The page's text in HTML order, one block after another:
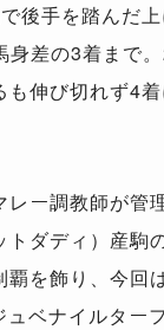
後手を踏んだ上
差の3着まで
伸び切れず4
ー調教師が管
ダディ）産
を飾り、今
ベナイルター